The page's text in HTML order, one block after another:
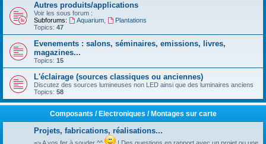
Autres produits/applications
Voir les sous forum :
Subforums:
Aquarium,
Plantations
Topics: 47
Evenements : salons, séminaires, emissions, livres,
magazines...
Topics: 15
L'éclairage (sources classiques ou anciennes)
Discutez des sources lumineuses non LED ainsi que des luminaires anciens
Topics: 58
Composants / Electroniques / Montages sur carte
Projets, fabrications, réalisations...